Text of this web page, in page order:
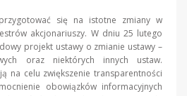
się na istotne zmiany w
akcjonariuszy. W dniu 25 lutego
projekt ustawy o zmianie ustawy –
oraz niektórych innych ustaw.
na celu zwiększenie transparentności
obowiązków informacyjnych